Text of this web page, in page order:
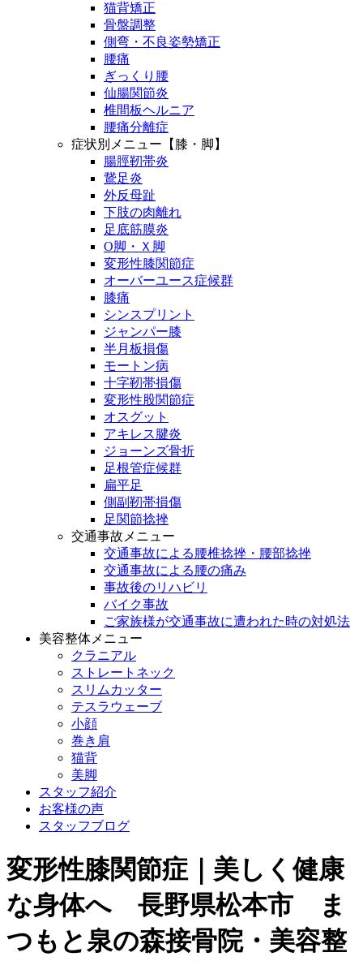
猫背矯正
骨盤調整
側弯・不良姿勢矯正
腰痛
ぎっくり腰
仙腸関節炎
椎間板ヘルニア
腰痛分離症
症状別メニュー【膝・脚】
腸脛靭帯炎
鵞足炎
外反母趾
下肢の肉離れ
足底筋膜炎
О脚・Ｘ脚
変形性膝関節症
オーバーユース症候群
膝痛
シンスプリント
ジャンパー膝
半月板損傷
モートン病
十字靭帯損傷
変形性股関節症
オスグット
アキレス腱炎
ジョーンズ骨折
足根管症候群
扁平足
側副靭帯損傷
足関節捻挫
交通事故メニュー
交通事故による腰椎捻挫・腰部捻挫
交通事故による腰の痛み
事故後のリハビリ
バイク事故
ご家族様が交通事故に遭われた時の対処法
美容整体メニュー
クラニアル
ストレートネック
スリムカッター
テスラウェーブ
小顔
巻き肩
猫背
美脚
スタッフ紹介
お客様の声
スタッフブログ
変形性膝関節症｜美しく健康
な身体へ 長野県松本市 ま
つもと泉の森接骨院・美容整